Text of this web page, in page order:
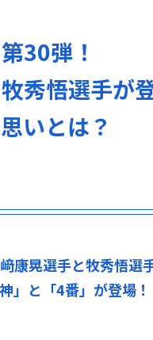
30弾！
秀悟選手が
いとは？
康晃選手と牧秀悟選
」と「4番」が登場！